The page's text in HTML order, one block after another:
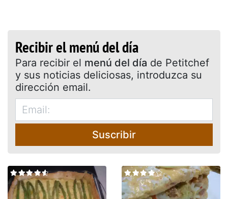
Recibir el menú del día
Para recibir el menú del día de Petitchef
y sus noticias deliciosas, introduzca su
dirección email.
Suscribir